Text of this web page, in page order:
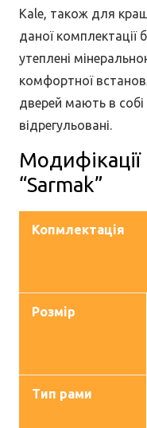
Kale, також для
даної комплектації
утеплені
комфортної
дверей мають в
відрегульовані.
“Sarmak”
Копмлектація
Розмір
Тип рами